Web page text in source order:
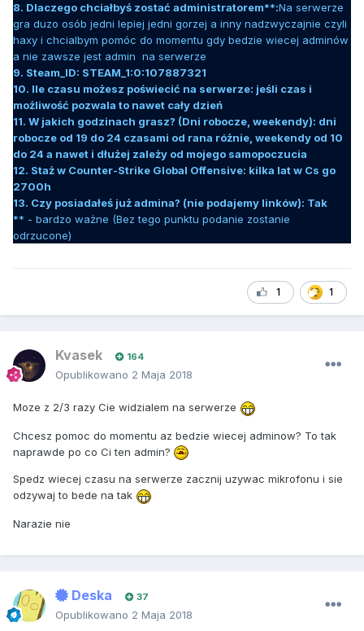
8. Dlaczego chciałbyś zostać administratorem**:Na serwerze
gra duzo osób jedni lepiej jedni gorzej a inny nadzwyczajnie czyli
haxy i chcialbym pomóc do momentu gdy bedzie wiecej adminów
a nie zawsze jest admin na serwerze
9. Steam_ID: STEAM_1:0:107887321
10. Ile czasu możesz poświecić na serwerze: jeśli czas i
możliwość pozwala to nawet cały dzień
11. W jakich godzinach grasz? (Dni robocze, weekendy): dni
robocze od 19 do 24 czasami od rana różnie, weekendy od 10
do 24 a nawet i dłużej zależy od mojego samopoczucia
12. Staż w Counter-Strike Global Offensive: kilka lat w Cs go
2700h
13. Czy posiadałeś już admina? (nie podajemy linków): Tak
** - bardzo ważne (Bez tego punktu podanie zostanie
odrzucone)
1 1
Kvasek 164
Opublikowano 2 Maja 2018
Moze z 2/3 razy Cie widzialem na serwerze
Chcesz pomoc do momentu az bedzie wiecej adminow? To tak
naprawde po co Ci ten admin?
Spedz wiecej czasu na serwerze zacznij uzywac mikrofonu i sie
odzywaj to bede na tak
Narazie nie
Deska 37
Opublikowano 2 Maja 2018